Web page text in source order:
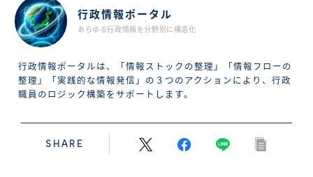
行政情報ポータル
あらゆる行政情報を分野別に構造化
行政情報ポータルは、「情報ストックの整理」「情報フローの
整理」「実践的な情報発信」の３つのアクションにより、行政
職員のロジック構築をサポートします。
SHARE